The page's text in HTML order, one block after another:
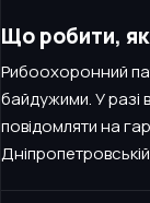
Що робити,
Рибоохоронний
байдужими. У разі
повідомляти на